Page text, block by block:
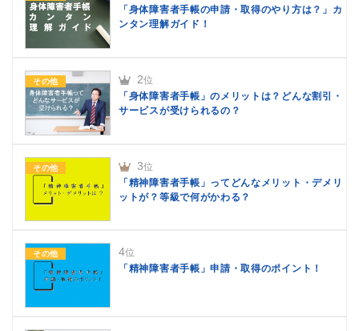
「身体障害者手帳の申請・取得のやり方は？」カ
ンタン理解ガイド！
その他 2位
「身体障害者手帳」のメリットは？どんな割引・
サービスが受けられるの？
その他 3位
「精神障害者手帳」ってどんなメリット・デメリ
ットが？等級で何がかわる？
その他 4位
「精神障害者手帳」申請・取得のポイント！